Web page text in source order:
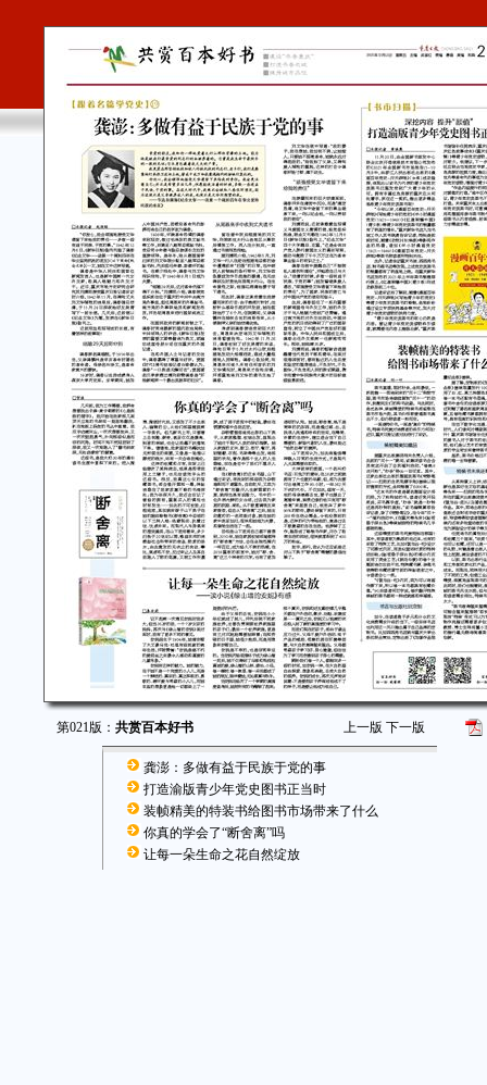
第021版： 共赏百本好书 上一版 下一版
龚澎：多做有益于民族于党的事
打造渝版青少年党史图书正当时
装帧精美的特装书给图书市场带来了什么
你真的学会了“断舍离”吗
让每一朵生命之花自然绽放